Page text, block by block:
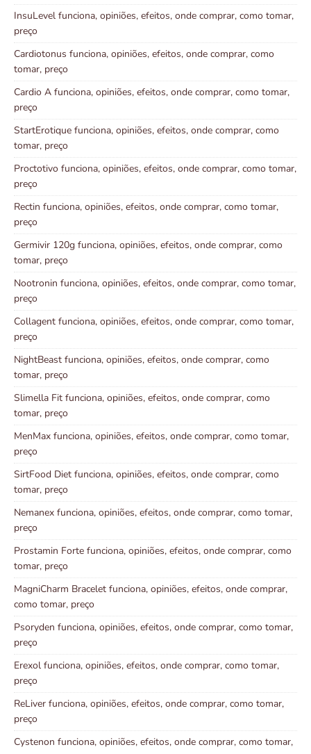
InsuLevel funciona, opiniões, efeitos, onde comprar, como tomar,
preço
Cardiotonus funciona, opiniões, efeitos, onde comprar, como
tomar, preço
Cardio A funciona, opiniões, efeitos, onde comprar, como tomar,
preço
StartErotique funciona, opiniões, efeitos, onde comprar, como
tomar, preço
Proctotivo funciona, opiniões, efeitos, onde comprar, como tomar,
preço
Rectin funciona, opiniões, efeitos, onde comprar, como tomar,
preço
Germivir 120g funciona, opiniões, efeitos, onde comprar, como
tomar, preço
Nootronin funciona, opiniões, efeitos, onde comprar, como tomar,
preço
Collagent funciona, opiniões, efeitos, onde comprar, como tomar,
preço
NightBeast funciona, opiniões, efeitos, onde comprar, como
tomar, preço
Slimella Fit funciona, opiniões, efeitos, onde comprar, como
tomar, preço
MenMax funciona, opiniões, efeitos, onde comprar, como tomar,
preço
SirtFood Diet funciona, opiniões, efeitos, onde comprar, como
tomar, preço
Nemanex funciona, opiniões, efeitos, onde comprar, como tomar,
preço
Prostamin Forte funciona, opiniões, efeitos, onde comprar, como
tomar, preço
MagniCharm Bracelet funciona, opiniões, efeitos, onde comprar,
como tomar, preço
Psoryden funciona, opiniões, efeitos, onde comprar, como tomar,
preço
Erexol funciona, opiniões, efeitos, onde comprar, como tomar,
preço
ReLiver funciona, opiniões, efeitos, onde comprar, como tomar,
preço
Cystenon funciona, opiniões, efeitos, onde comprar, como tomar,